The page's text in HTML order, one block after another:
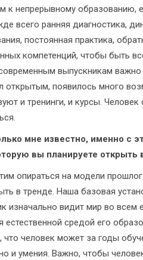
к непрерывному образованию,
всего ранняя диагностика,
постоянная практика,
компетенций, чтобы быть
выпускникам важно
открытым, появилось много
и тренинги, и курсы.
мне известно, именно с
вы планируете открыть
опираться на модели
в тренде. Наша базовая
изначально видит мир во всем
естественной средой его
что человек может за годы
и умения. Важно, чтобы